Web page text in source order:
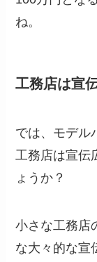
ね。
工務店は宣
では、モデル
工務店は宣伝
ょうか？
小さな工務店
な大々的な宣